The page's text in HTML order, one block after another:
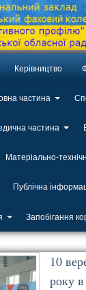
Керівництво
частина
частина
Матеріально-
Публічна
Запобігання
10
року